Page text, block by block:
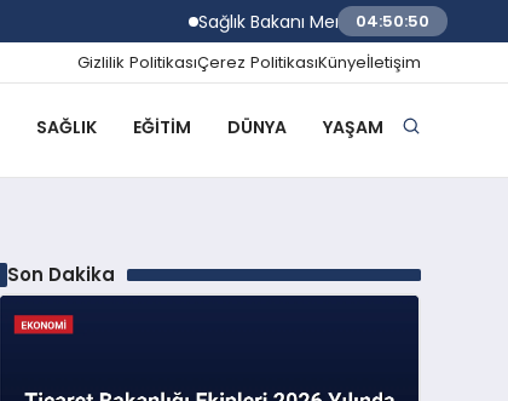
Sağlık Bakanı Memişoğlu Trabzon Şehir
04:50:51
Gizlilik PolitikasıÇerez PolitikasıKünyeİletişim
SAĞLIK EĞITIM DÜNYA YAŞAM
Son Dakika